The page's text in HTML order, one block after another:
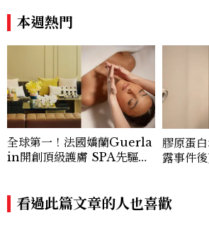
本週熱門
全球第一！法國嬌蘭Guerla
in開創頂級護膚 SPA先驅，
豪名流夢寐以求的傳奇奢寵饗
宴！
膠原蛋
露事件
看過此篇文章的人也喜歡